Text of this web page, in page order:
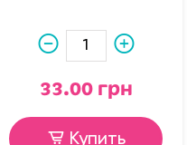
33.00 грн
Купить